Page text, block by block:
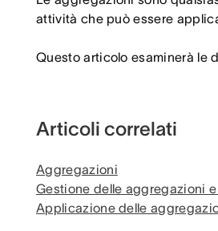
attività che può essere
Questo articolo esaminerà le
Articoli correlati
Aggregazioni
Gestione delle aggregazioni
Applicazione delle